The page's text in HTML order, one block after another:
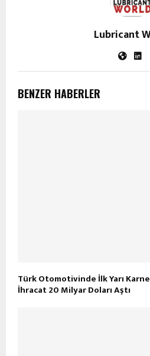
Lubricant
BENZER HABERLER
Türk Otomotivinde İlk Yarı
İhracat 20 Milyar Doları Aştı